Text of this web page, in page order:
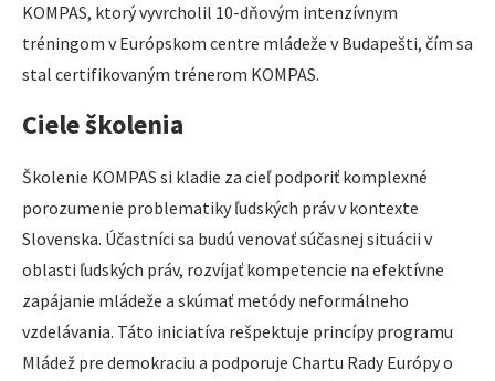
KOMPAS, ktorý vyvrcholil 10-dňovým intenzívnym
tréningom v Európskom centre mládeže v Budapešti, čím sa
stal certifikovaným trénerom KOMPAS.
Ciele školenia
Školenie KOMPAS si kladie za cieľ podporiť komplexné
porozumenie problematiky ľudských práv v kontexte
Slovenska. Účastníci sa budú venovať súčasnej situácii v
oblasti ľudských práv, rozvíjať kompetencie na efektívne
zapájanie mládeže a skúmať metódy neformálneho
vzdelávania. Táto iniciatíva rešpektuje princípy programu
Mládež pre demokraciu a podporuje Chartu Rady Európy o